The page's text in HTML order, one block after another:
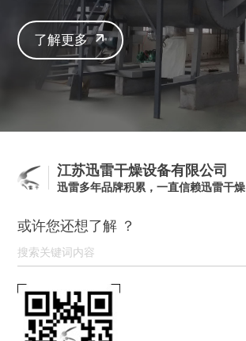
了解更多
江苏迅雷干燥设备有限公司
迅雷多年品牌积累，一直信赖迅雷干燥
或许您还想了解 ？